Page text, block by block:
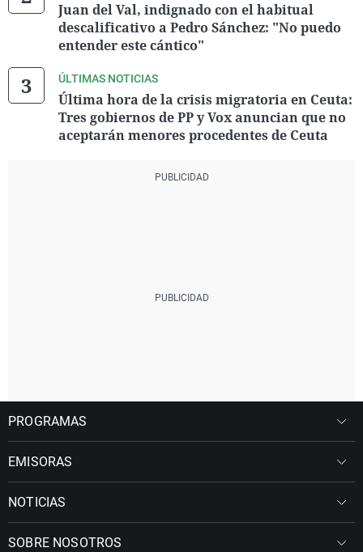
Juan del Val, indignado con el habitual
descalificativo a Pedro Sánchez: "No puedo
entender este cántico"
ÚLTIMAS NOTICIAS
Última hora de la crisis migratoria en Ceuta:
Tres gobiernos de PP y Vox anuncian que no
aceptarán menores procedentes de Ceuta
PROGRAMAS
EMISORAS
NOTICIAS
SOBRE NOSOTROS